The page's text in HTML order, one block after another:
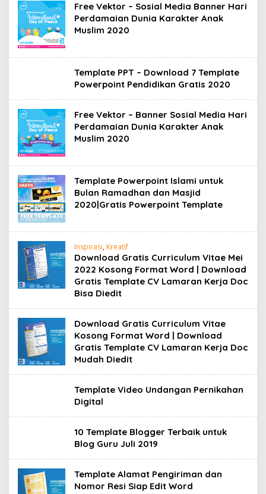
Free Vektor – Sosial Media Banner Hari
Perdamaian Dunia Karakter Anak
Muslim 2020
Template PPT – Download 7 Template
Powerpoint Pendidikan Gratis 2020
Free Vektor – Banner Sosial Media Hari
Perdamaian Dunia Karakter Anak
Muslim 2020
Template Powerpoint Islami untuk
Bulan Ramadhan dan Masjid
2020|Gratis Powerpoint Template
Inspirasi, Kreatif
Download Gratis Curriculum Vitae Mei
2022 Kosong Format Word | Download
Gratis Template CV Lamaran Kerja Doc
Bisa Diedit
Download Gratis Curriculum Vitae
Kosong Format Word | Download
Gratis Template CV Lamaran Kerja Doc
Mudah Diedit
Template Video Undangan Pernikahan
Digital
10 Template Blogger Terbaik untuk
Blog Guru Juli 2019
Template Alamat Pengiriman dan
Nomor Resi Siap Edit Word